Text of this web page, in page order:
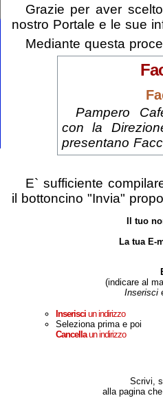
Grazie per aver
nostro Portale e le sue
Mediante questa
Pampero
con la
presentano
E` sufficiente
il bottoncino "Invia"
Il tuo
La tua E-
(indicare al
Inserisci
Inserisciun indirizzo
Seleziona prima e poi
Cancellaun indirizzo
Scrivi,
alla pagina